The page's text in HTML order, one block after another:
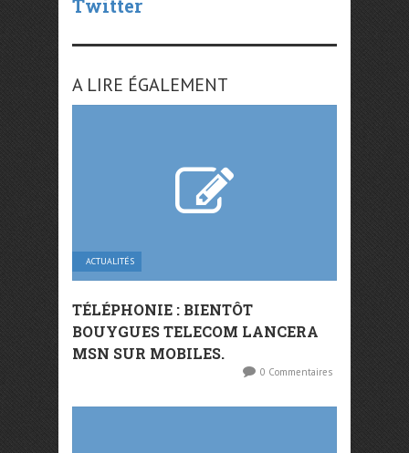
Twitter
A LIRE ÉGALEMENT
ACTUALITÉS
TÉLÉPHONIE : BIENTÔT
BOUYGUES TELECOM LANCERA
MSN SUR MOBILES.
0 Commentaires